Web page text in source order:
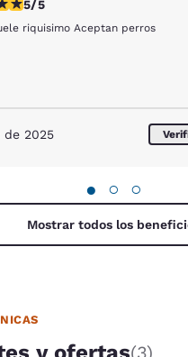
5/5
huele riquisimo Aceptan perros
2025
● ○ ○
Mostrar todos los
(3)